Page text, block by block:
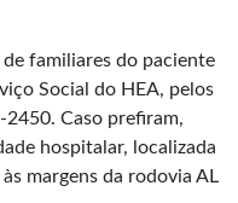
familiares do paciente
Social do HEA, pelos
Caso prefiram,
hospitalar, localizada
margens da rodovia AL